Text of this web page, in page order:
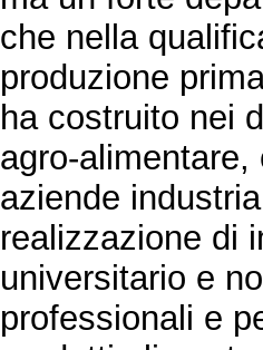
che nella
produzione
ha costruito nei
agro-
aziende
realizzazione di
universitario e
professionali e